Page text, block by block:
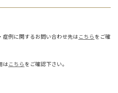
例に関するお問い合わせ先は こちら をご確
は こちら をご確認下さい。